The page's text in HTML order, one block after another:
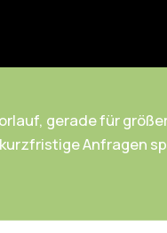
gerade für
Anfragen